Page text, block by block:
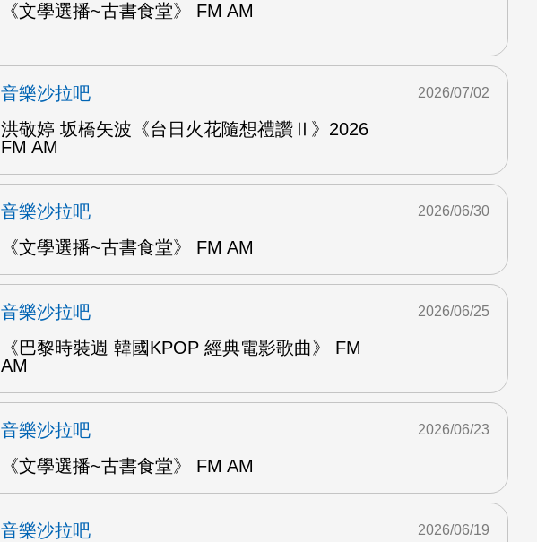
《文學選播~古書食堂》 FM AM
音樂沙拉吧
洪敬婷 坂橋矢波《台日火花隨想禮讚Ⅱ》2026
FM AM
2026/07/02
音樂沙拉吧
《文學選播~古書食堂》 FM AM
2026/06/30
音樂沙拉吧
《巴黎時裝週 韓國KPOP 經典電影歌曲》 FM
AM
2026/06/25
音樂沙拉吧
《文學選播~古書食堂》 FM AM
2026/06/23
音樂沙拉吧
2026/06/19